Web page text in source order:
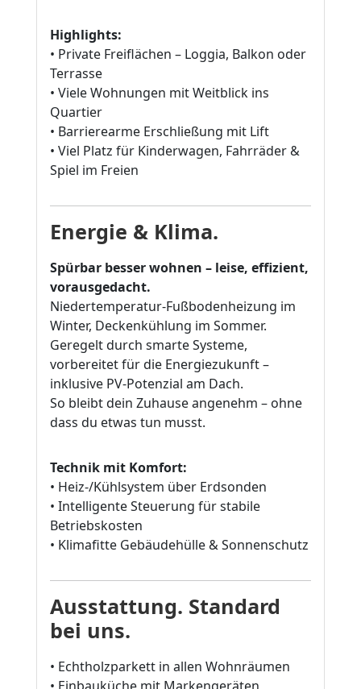
Highlights:
• Private Freiflächen – Loggia, Balkon oder
Terrasse
• Viele Wohnungen mit Weitblick ins
Quartier
• Barrierearme Erschließung mit Lift
• Viel Platz für Kinderwagen, Fahrräder &
Spiel im Freien
Energie & Klima.
Spürbar besser wohnen – leise, effizient,
vorausgedacht.
Niedertemperatur-Fußbodenheizung im
Winter, Deckenkühlung im Sommer.
Geregelt durch smarte Systeme,
vorbereitet für die Energiezukunft –
inklusive PV-Potenzial am Dach.
So bleibt dein Zuhause angenehm – ohne
dass du etwas tun musst.
Technik mit Komfort:
• Heiz-/Kühlsystem über Erdsonden
• Intelligente Steuerung für stabile
Betriebskosten
• Klimafitte Gebäudehülle & Sonnenschutz
Ausstattung. Standard
bei uns.
• Echtholzparkett in allen Wohnräumen